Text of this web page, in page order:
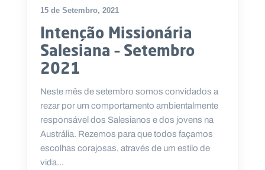
15 de Setembro, 2021
Intenção Missionária
Salesiana – Setembro
2021
Neste mês de setembro somos convidados a
rezar por um comportamento ambientalmente
responsável dos Salesianos e dos jovens na
Austrália. Rezemos para que todos façamos
escolhas corajosas, através de um estilo de
vida...